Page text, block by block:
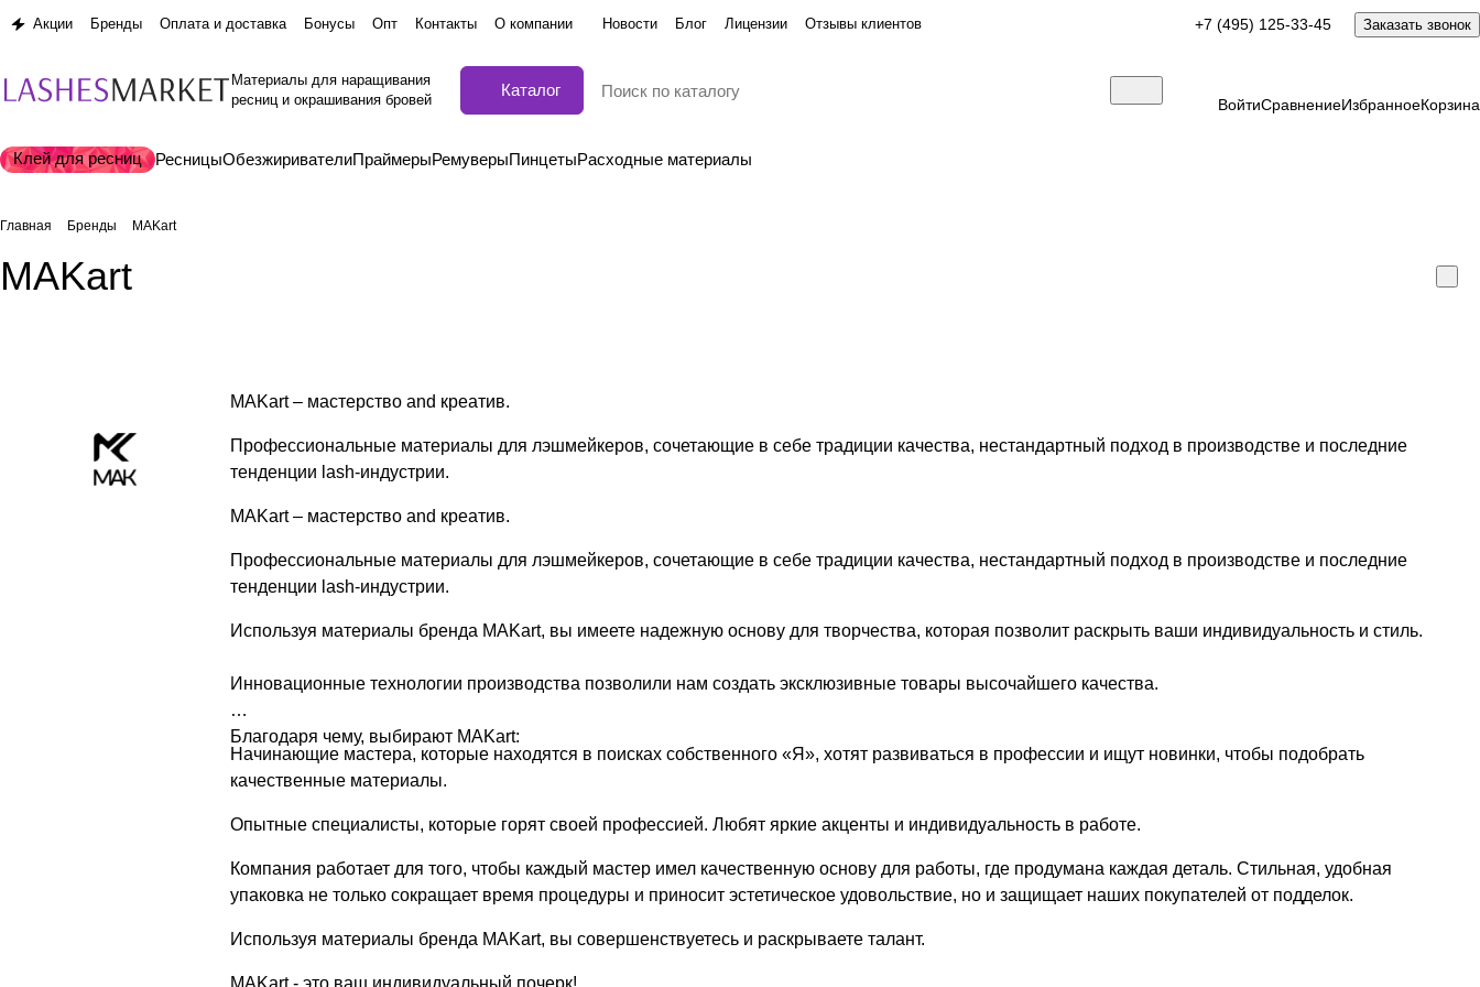
Акции Бренды Оплата и доставка Бонусы Опт Контакты О компании Новости Блог Лицензии Отзывы клиентов +7 (495) 125-33-45 Заказать звонок
Материалы для наращивания
ресниц и окрашивания бровей
Каталог
ВойтиСравнениеИзбранноеКорзина
Клей для ресниц РесницыОбезжиривателиПраймерыРемуверыПинцетыРасходные материалы
Главная Бренды MAKart
MAKart
MAKart – мастерство and креатив.
Профессиональные материалы для лэшмейкеров, сочетающие в себе традиции качества, нестандартный подход в производстве и последние
тенденции lash-индустрии.
MAKart – мастерство and креатив.
Профессиональные материалы для лэшмейкеров, сочетающие в себе традиции качества, нестандартный подход в производстве и последние
тенденции lash-индустрии.
Используя материалы бренда MAKart, вы имеете надежную основу для творчества, которая позволит раскрыть ваши индивидуальность и стиль.
Инновационные технологии производства позволили нам создать эксклюзивные товары высочайшего качества.
Благодаря чему, выбирают MAKart:
Начинающие мастера, которые находятся в поисках собственного «Я», хотят развиваться в профессии и ищут новинки, чтобы подобрать
качественные материалы.
Опытные специалисты, которые горят своей профессией. Любят яркие акценты и индивидуальность в работе.
Компания работает для того, чтобы каждый мастер имел качественную основу для работы, где продумана каждая деталь. Стильная, удобная
упаковка не только сокращает время процедуры и приносит эстетическое удовольствие, но и защищает наших покупателей от подделок.
Используя материалы бренда MAKart, вы совершенствуетесь и раскрываете талант.
MAKart - это ваш индивидуальный почерк!